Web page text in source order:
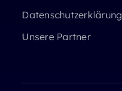
Datenschutzerklärung
Unsere Partner